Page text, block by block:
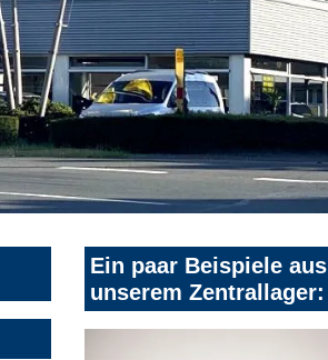
Ein paar Beispiele aus
unserem Zentrallager: